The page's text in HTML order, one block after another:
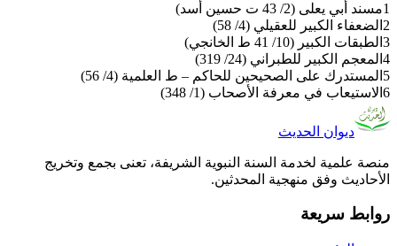
1مسند أبي يعلى (2/ 43 ت حسين أسد)
2 الضعفاء الكبير للعقيلي (4/ 58)
3 الطبقات الكبير (10/ 41 ط الخانجي)
4 المعجم الكبير للطبراني (24/ 319)
5 المستدرك على الصحيحين للحاكم – ط العلمية (4/ 56)
6 الاستيعاب في معرفة الأصحاب (1/ 348)
ديوان الحديث
منصة علمية لخدمة السنة النبوية الشريفة، تعنى بجمع وتخريج
الأحاديث وفق منهجية المحدثين.
روابط سريعة